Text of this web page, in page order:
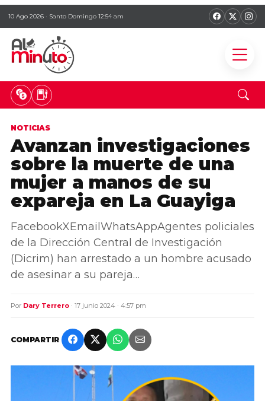
10 Ago 2026 · Santo Domingo 12:54 am
NOTICIAS
Avanzan investigaciones
sobre la muerte de una
mujer a manos de su
expareja en La Guayiga
FacebookXEmailWhatsAppAgentes policiales
de la Dirección Central de Investigación
(Dicrim) han arrestado a un hombre acusado
de asesinar a su pareja…
Por Dary Terrero · 17 junio 2024 · 4:57 pm
COMPARTIR